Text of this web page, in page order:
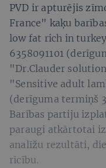
PVD ir apturējis
France" kaķu
low fat rich in
6358091101
"Dr.Clauder
"Sensitive adult
(derīguma termiņš
Barības partiju
paraugi atkārtotai
analīžu rezultāti,
rīcību.